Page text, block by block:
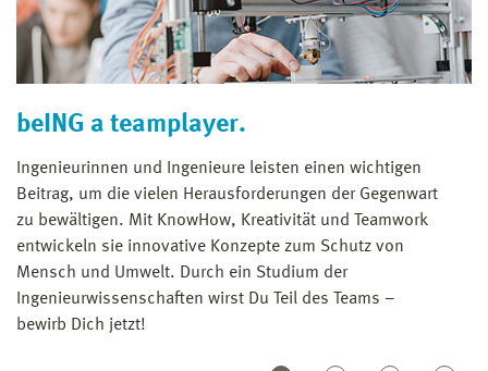
beING a teamplayer.
Ingenieurinnen und Ingenieure leisten einen wichtigen
Beitrag, um die vielen Herausforderungen der Gegenwart
zu bewältigen. Mit KnowHow, Kreativität und Teamwork
entwickeln sie innovative Konzepte zum Schutz von
Mensch und Umwelt. Durch ein Studium der
Ingenieurwissenschaften wirst Du Teil des Teams –
bewirb Dich jetzt!